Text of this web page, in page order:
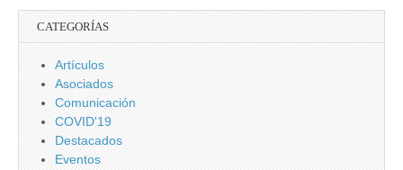
CATEGORÍAS
Artículos
Asociados
Comunicación
COVID'19
Destacados
Eventos